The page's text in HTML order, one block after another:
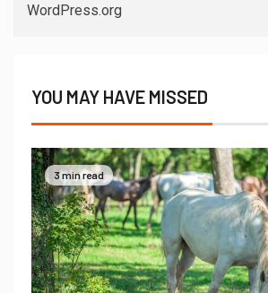
WordPress.org
YOU MAY HAVE MISSED
3 min read